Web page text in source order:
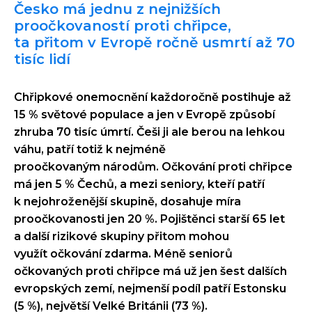
Česko má jednu z nejnižších
proočkovaností proti chřipce,
ta přitom v Evropě ročně usmrtí až 70
tisíc lidí
Chřipkové onemocnění každoročně postihuje až
15 % světové populace a jen v Evropě způsobí
zhruba 70 tisíc úmrtí. Češi ji ale berou na lehkou
váhu, patří totiž k nejméně
proočkovaným národům. Očkování proti chřipce
má jen 5 % Čechů, a mezi seniory, kteří patří
k nejohroženější skupině, dosahuje míra
proočkovanosti jen 20 %. Pojištěnci starší 65 let
a další rizikové skupiny přitom mohou
využít očkování zdarma. Méně seniorů
očkovaných proti chřipce má už jen šest dalších
evropských zemí, nejmenší podíl patří Estonsku
(5 %), největší Velké Británii (73 %).